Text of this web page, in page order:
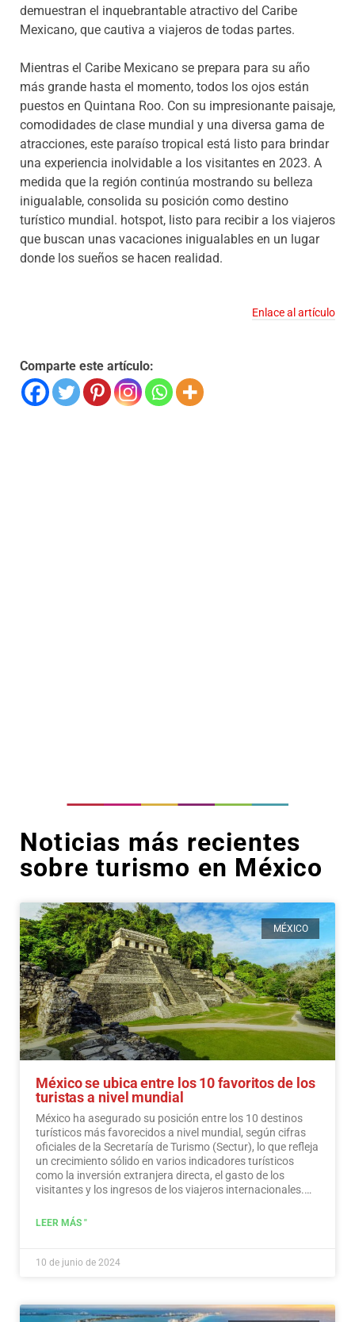
demuestran el inquebrantable atractivo del Caribe
Mexicano, que cautiva a viajeros de todas partes.
Mientras el Caribe Mexicano se prepara para su año
más grande hasta el momento, todos los ojos están
puestos en Quintana Roo. Con su impresionante paisaje,
comodidades de clase mundial y una diversa gama de
atracciones, este paraíso tropical está listo para brindar
una experiencia inolvidable a los visitantes en 2023. A
medida que la región continúa mostrando su belleza
inigualable, consolida su posición como destino
turístico mundial. hotspot, listo para recibir a los viajeros
que buscan unas vacaciones inigualables en un lugar
donde los sueños se hacen realidad.
Enlace al artículo
Comparte este artículo:
Noticias más recientes
sobre turismo en México
MÉXICO
México se ubica entre los 10 favoritos de los
turistas a nivel mundial
México ha asegurado su posición entre los 10 destinos
turísticos más favorecidos a nivel mundial, según cifras
oficiales de la Secretaría de Turismo (Sectur), lo que refleja
un crecimiento sólido en varios indicadores turísticos
como la inversión extranjera directa, el gasto de los
visitantes y los ingresos de los viajeros internacionales.…
LEER MÁS "
10 de junio de 2024